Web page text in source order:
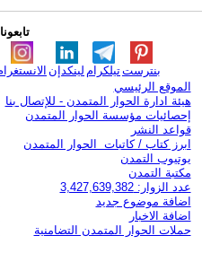
لينكدإن تيلكرامبنترست
الموقع الرئيسي
هيئة ادارة الحوار المتمدن - للإتصال بنا
إحصائيات مؤسسة الحوار المتمدن
قواعد النشر
ابرز كتاب / كاتبات الحوار المتمدن
يوتيوب التمدن
مكتبة التمدن
عدد الزوار: 3,427,639,382
اضافة موضوع جديد
اضافة الاخبار
حملات الحوار المتمدن التضامنية